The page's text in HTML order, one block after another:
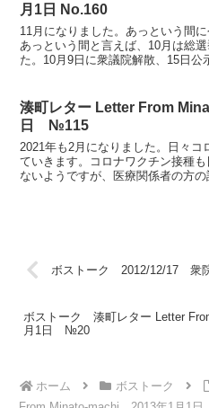
月1日 No.160
11月になりました。あっという間
あっという間と言えば、10月は総
た。10月9日に衆議院解散、15日
湊町レター Letter From
日 №115
2021年も2月になりました。日々コ
ていきます。コロナワクチン接種
ないようですが、医療関係者の方
ィルスを消してしまうのではなく
ボストーク 2012/12/17 衆
ボストーク 湊町レター Letter
月1日 №20
ホーム ボストーク